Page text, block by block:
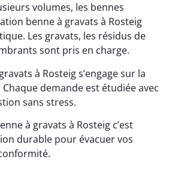
volumes, les bennes
benne à gravats à Rosteig
Les gravats, les résidus de
sont pris en charge.
à Rosteig s’engage sur la
demande est étudiée avec
sans stress.
à gravats à Rosteig c’est
durable pour évacuer vos